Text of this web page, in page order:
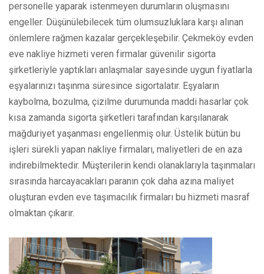
personelle yaparak istenmeyen durumların oluşmasını
engeller. Düşünülebilecek tüm olumsuzluklara karşı alınan
önlemlere rağmen kazalar gerçekleşebilir. Çekmeköy evden
eve nakliye hizmeti veren firmalar güvenilir sigorta
şirketleriyle yaptıkları anlaşmalar sayesinde uygun fiyatlarla
eşyalarınızı taşınma süresince sigortalatır. Eşyaların
kaybolma, bozulma, çizilme durumunda maddi hasarlar çok
kısa zamanda sigorta şirketleri tarafından karşılanarak
mağduriyet yaşanması engellenmiş olur. Üstelik bütün bu
işleri sürekli yapan nakliye firmaları, maliyetleri de en aza
indirebilmektedir. Müşterilerin kendi olanaklarıyla taşınmaları
sırasında harcayacakları paranın çok daha azına maliyet
oluşturan evden eve taşımacılık firmaları bu hizmeti masraf
olmaktan çıkarır.